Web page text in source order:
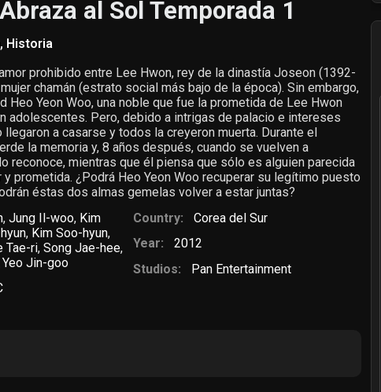
al Sol Temporada 1
, Historia
prohibido entre Lee Hwon, rey de la dinastía Joseon (1392-
chamán (estrato social más bajo de la época). Sin embargo,
Heo Yeon Woo, una noble que fue la prometida de Lee Hwon
adolescentes. Pero, debido a intrigas de palacio e intereses
a casarse y todos la creyeron muerta. Durante el
la memoria y, 8 años después, cuando se vuelven a
reconoce, mientras que él piensa que sólo es alguien parecida
y prometida. ¿Podrá Heo Yeon Woo recuperar su legítimo puesto
éstas dos almas gemelas volver a estar juntas?
,Jung Il-woo, Kim
, Kim Soo-hyun,
Tae-ri, Song Jae-hee,
Yeo Jin-goo
Country:
Corea del Sur
Year:
2012
Studios:
Pan Entertainment